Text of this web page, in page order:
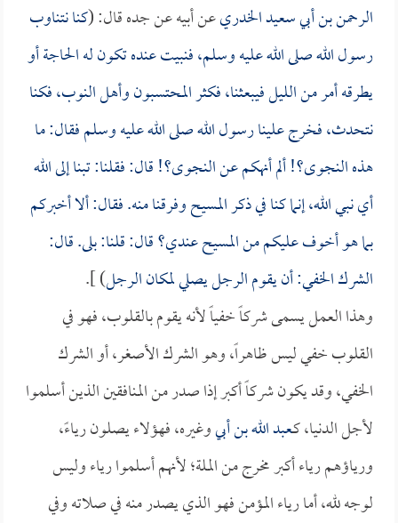
الرحمن بن أبي سعيد الخدريعن أبيه عن جده قال: (كنا نتناوب
رسول الله صلى الله عليه وسلم، فنبيت عنده تكون له الحاجة أو
يطرقه أمر من الليل فيبعثنا، فكثر المحتسبون وأهل النوب، فكنا
نتحدث، فخرج علينا رسول الله صلى الله عليه وسلم فقال: ما
هذه النجوى؟! ألم أنهكم عن النجوى؟! قال: فقلنا: تبنا إلى الله
أي نبي الله، إنما كنا في ذكر المسيح وفرقنا منه. فقال: ألا أخبركم
بما هو أخوف عليكم من المسيح عندي؟ قال: قلنا: بلى. قال:
الشرك الخفي: أن يقوم الرجل يصلي لمكان الرجل) ].
وهذا العمل يسمى شركاً خفياً لأنه يقوم بالقلوب، فهو في
القلوب خفي ليس ظاهراً، وهو الشرك الأصغر، أو الشرك
الخفي، وقد يكون شركاً أكبر إذا صدر من المنافقين الذين أسلموا
لأجل الدنيا، كـعبد الله بن أبيوغيره، فهؤلاء يصلون رياءً،
ورياؤهم رياء أكبر مخرج من الملة؛ لأنهم أسلموا رياء وليس
لوجه لله، أما رياء المؤمن فهو الذي يصدر منه في صلاته وفي